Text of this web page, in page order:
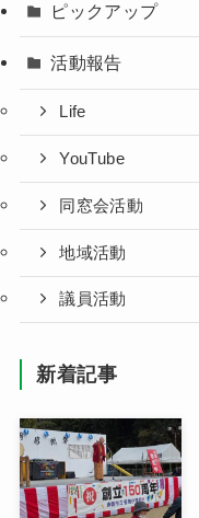
ピックアップ
活動報告
Life
YouTube
同窓会活動
地域活動
議員活動
新着記事